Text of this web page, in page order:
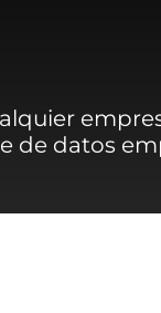
de datos